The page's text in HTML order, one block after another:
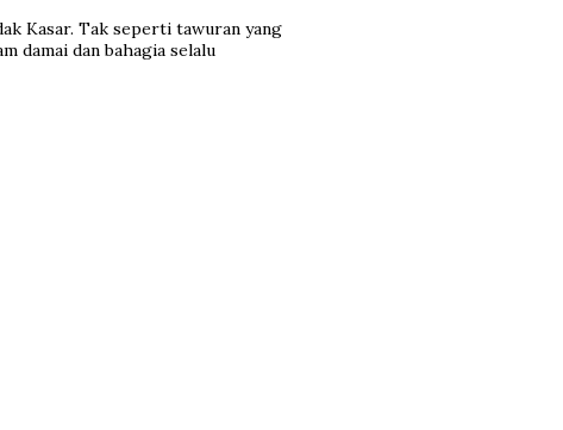
Kasar. Tak seperti tawuran yang
damai dan bahagia selalu